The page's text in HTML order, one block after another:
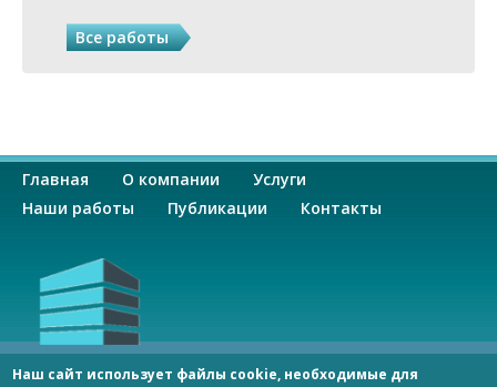
Все работы
О
с
н
о
Главная О компании
Услуги
Наши работы
Публикации Контакты
ООО «СпецСтрой»
Наш сайт использует файлы cookie, необходимые для